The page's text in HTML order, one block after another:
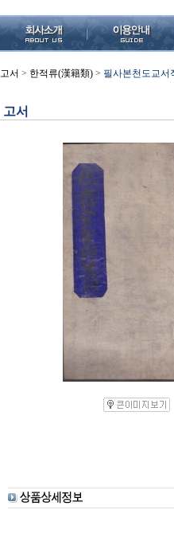
고서 > 한적류(漢籍類) > 필사본천도교서
고서